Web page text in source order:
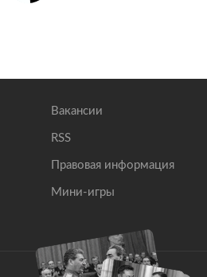
Вакансии
RSS
Правовая информация
Мини-игры